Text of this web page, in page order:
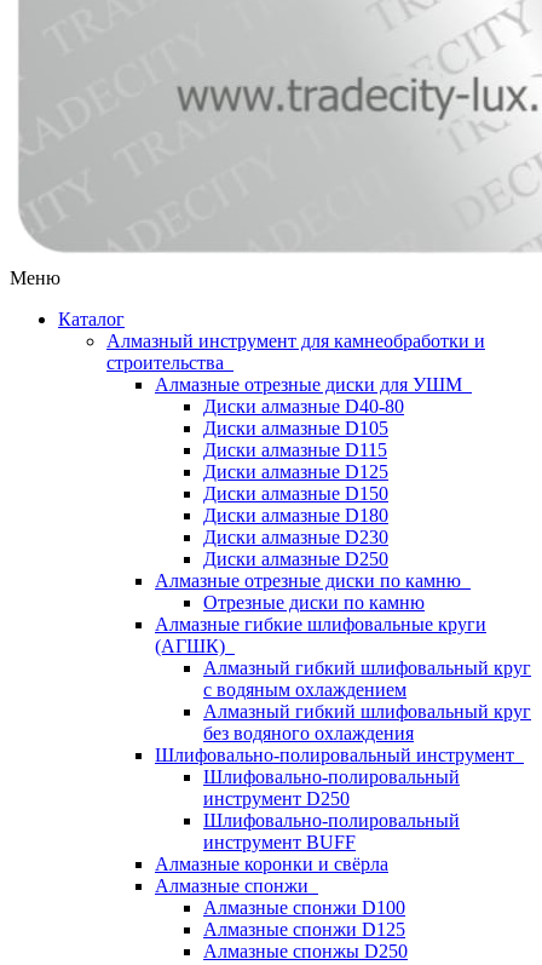
Меню
Каталог
Алмазный инструмент для камнеобработки и
строительства
Алмазные отрезные диски для УШМ
Диски алмазные D40-80
Диски алмазные D105
Диски алмазные D115
Диски алмазные D125
Диски алмазные D150
Диски алмазные D180
Диски алмазные D230
Диски алмазные D250
Алмазные отрезные диски по камню
Отрезные диски по камню
Алмазные гибкие шлифовальные круги
(АГШК)
Алмазный гибкий шлифовальный круг
с водяным охлаждением
Алмазный гибкий шлифовальный круг
без водяного охлаждения
Шлифовально-полировальный инструмент
Шлифовально-полировальный
инструмент D250
Шлифовально-полировальный
инструмент BUFF
Алмазные коронки и свёрла
Алмазные спонжи
Алмазные спонжи D100
Алмазные спонжи D125
Алмазные спонжы D250